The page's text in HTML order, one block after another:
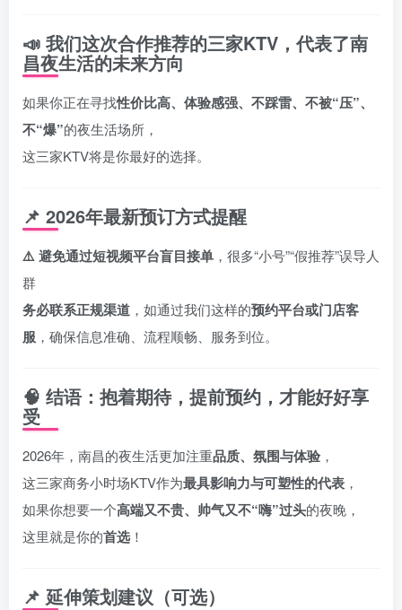
📣 我们这次合作推荐的三家KTV，代表了南
昌夜生活的未来方向
如果你正在寻找性价比高、体验感强、不踩雷、不被“压”、
不“爆”的夜生活场所，
这三家KTV将是你最好的选择。
📌 2026年最新预订方式提醒
⚠️ 避免通过短视频平台盲目接单 ，很多“小号”“假推荐”误导人
群
务必联系正规渠道 ，如通过我们这样的预约平台或门店客
服 ，确保信息准确、流程顺畅、服务到位。
🧠 结语：抱着期待，提前预约，才能好好享
受
2026年，南昌的夜生活更加注重品质、氛围与体验，
这三家商务小时场KTV作为最具影响力与可塑性的代表 ，
如果你想要一个高端又不贵、帅气又不“嗨”过头的夜晚，
这里就是你的首选 ！
📌 延伸策划建议（可选）